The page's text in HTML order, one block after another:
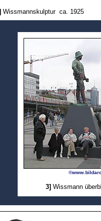
Wissmannskulptur ca. 1925
3] Wissmann